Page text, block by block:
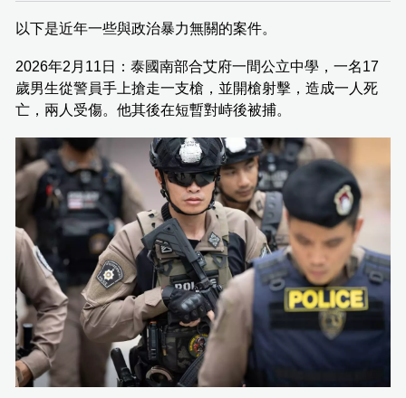
以下是近年一些與政治暴力無關的案件。
2026年2月11日：泰國南部合艾府一間公立中學，一名17
歲男生從警員手上搶走一支槍，並開槍射擊，造成一人死
亡，兩人受傷。他其後在短暫對峙後被捕。